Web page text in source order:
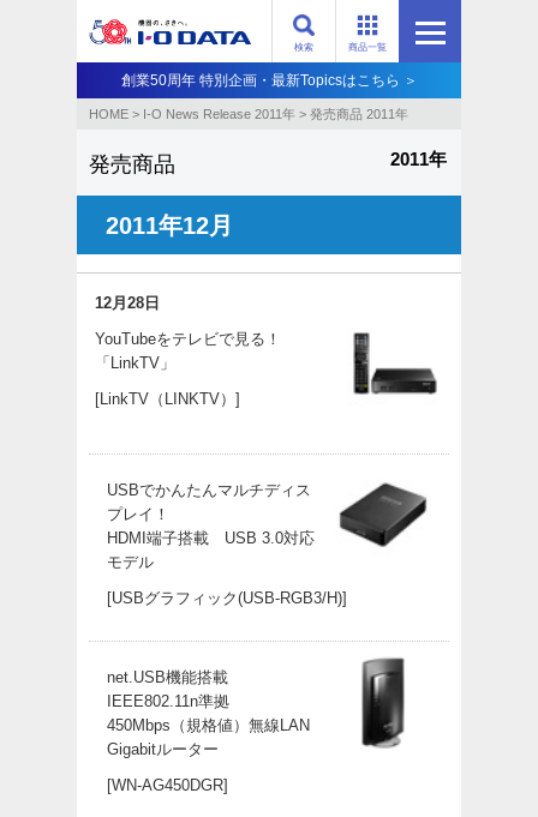
商品一覧
検索
創業50周年 特別企画・最新Topicsはこちら ＞
HOME > I-O News Release 2011年 > 発売商品 2011年
発売商品 2011年
2011年12月
12月28日
YouTubeをテレビで見る！
「LinkTV」
[LinkTV（LINKTV）]
USBでかんたんマルチディス
プレイ！
HDMI端子搭載 USB 3.0対応
モデル
[USBグラフィック(USB-RGB3/H)]
net.USB機能搭載
IEEE802.11n準拠
450Mbps（規格値）無線LAN
Gigabitルーター
[WN-AG450DGR]